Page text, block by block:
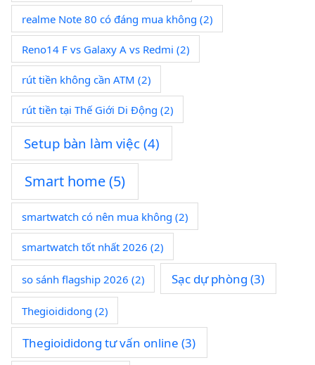
realme Note 80 có đáng mua không (2)
Reno14 F vs Galaxy A vs Redmi (2)
rút tiền không cần ATM (2)
rút tiền tại Thế Giới Di Động (2)
Setup bàn làm việc(4)
Smart home(5)
smartwatch có nên mua không (2)
smartwatch tốt nhất 2026 (2)
so sánh flagship 2026 (2) Sạc dự phòng (3)
Thegioididong (2)
Thegioididong tư vấn online (3)